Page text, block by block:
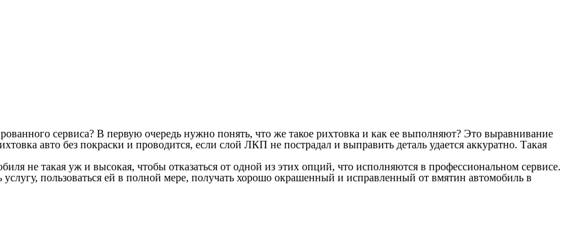
сервиса? В первую очередь нужно понять, что же такое рихтовка и как ее выполняют? Это выравнивание
авто без покраски и проводится, если слой ЛКП не пострадал и выправить деталь удается аккуратно. Такая
не такая уж и высокая, чтобы отказаться от одной из этих опций, что исполняются в профессиональном сервисе.
пользоваться ей в полной мере, получать хорошо окрашенный и исправленный от вмятин автомобиль в